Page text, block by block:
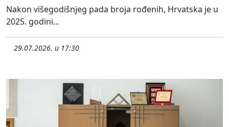
Nakon višegodišnjeg pada broja rođenih, Hrvatska je u
2025. godini...
29.07.2026. u 17:30